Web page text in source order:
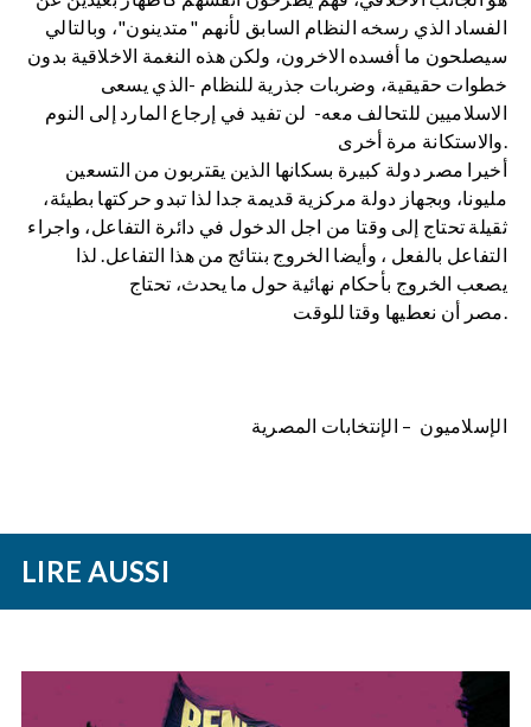
الفساد الذي رسخه النظام السابق لأنهم "متدينون"، وبالتالي
سيصلحون ما أفسده الاخرون، ولكن هذه النغمة الاخلاقية بدون
خطوات حقيقية، وضربات جذرية للنظام -الذي يسعى
الاسلاميين للتحالف معه- لن تفيد في إرجاع المارد إلى النوم
والاستكانة مرة أخرى.
أخيرا مصر دولة كبيرة بسكانها الذين يقتربون من التسعين
مليونا، وبجهاز دولة مركزية قديمة جدا لذا تبدو حركتها بطيئة،
ثقيلة تحتاج إلى وقتا من اجل الدخول في دائرة التفاعل، واجراء
التفاعل بالفعل ، وأيضا الخروج بنتائج من هذا التفاعل. لذا
يصعب الخروج بأحكام نهائية حول ما يحدث، تحتاج
مصر أن نعطيها وقتا للوقت.
الإسلاميون – الإنتخابات المصرية
LIRE AUSSI